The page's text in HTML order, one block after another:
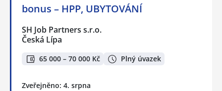
bonus – HPP, UBYTOVÁNÍ
SH Job Partners s.r.o.
Česká Lípa
65 000 – 70 000 Kč Plný úvazek
Zveřejněno: 4. srpna